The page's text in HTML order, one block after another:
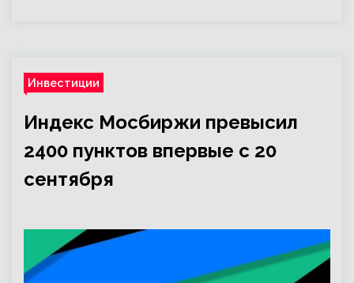
Инвестиции
Индекс Мосбиржи превысил
2400 пунктов впервые с 20
сентября